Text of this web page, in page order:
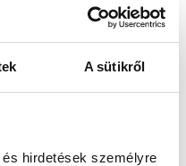
A sütikről
hirdetések személyre
egy kisebb,